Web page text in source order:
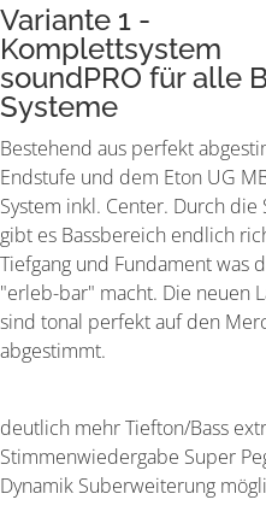
Variante 1 -
Komplettsystem
soundPRO für alle
Systeme
Bestehend aus perfekt
Endstufe und dem Eton UG
System inkl. Center. Durch
gibt es Bassbereich endlich
Tiefgang und Fundament was
"erleb-bar" macht. Die neuen
sind tonal perfekt auf den
abgestimmt.
deutlich mehr Tiefton/Bass
Stimmenwiedergabe Super
Dynamik Suberweiterung